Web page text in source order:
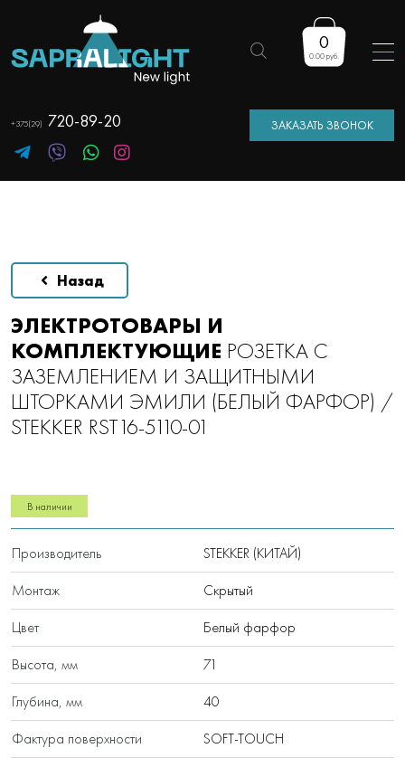
+375(29) 720-89-20 ЗАКАЗАТЬ ЗВОНОК
Поиск
товаров
0
0.00 руб.
Назад
ЭЛЕКТРОТОВАРЫ И
КОМПЛЕКТУЮЩИЕ РОЗЕТКА С
ЗАЗЕМЛЕНИЕМ И ЗАЩИТНЫМИ
ШТОРКАМИ ЭМИЛИ (БЕЛЫЙ ФАРФОР) /
STEKKER RST16-5110-01
В наличии
Производитель STEKKER (КИТАЙ)
Монтаж Скрытый
Цвет Белый фарфор
Высота, мм 71
Глубина, мм 40
Фактура поверхности SOFT-TOUCH